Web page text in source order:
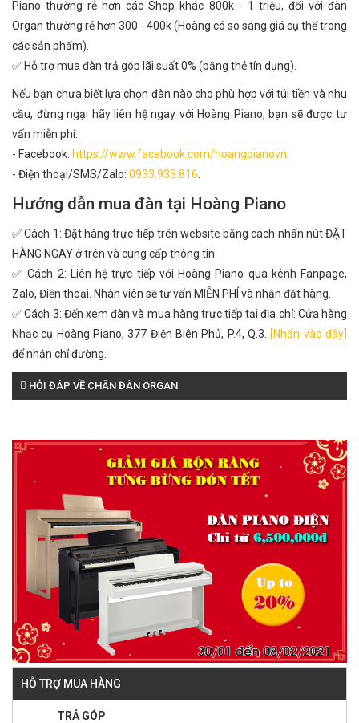
Piano thường rẻ hơn các Shop khác 800k - 1 triệu, đối với đàn
Organ thường rẻ hơn 300 - 400k (Hoàng có so sáng giá cụ thể trong
các sản phẩm).
✅ Hỗ trợ mua đàn trả góp lãi suất 0% (bằng thẻ tín dụng).
Nếu bạn chưa biết lựa chọn đàn nào cho phù hợp với túi tiền và nhu
cầu, đừng ngại hãy liên hệ ngay với Hoàng Piano, bạn sẽ được tư
vấn miễn phí:
- Facebook: https://www.facebook.com/hoangpianovn
- Điện thoại/SMS/Zalo: 0933.933.816
Hướng dẫn mua đàn tại Hoàng Piano
✅ Cách 1: Đặt hàng trực tiếp trên website bằng cách nhấn nút ĐẶT
HÀNG NGAY ở trên và cung cấp thông tin.
✅ Cách 2: Liên hệ trực tiếp với Hoàng Piano qua kênh Fanpage,
Zalo, Điện thoại. Nhân viên sẽ tư vấn MIỄN PHÍ và nhận đặt hàng.
✅ Cách 3: Đến xem đàn và mua hàng trực tiếp tại địa chỉ: Cửa hàng
Nhạc cụ Hoàng Piano, 377 Điện Biên Phủ, P.4, Q.3.
[Nhấn vào đây]
để nhận chỉ đường.
HỎI ĐÁP VỀ CHÂN ĐÀN ORGAN
HỖ TRỢ MUA HÀNG
TRẢ GÓP